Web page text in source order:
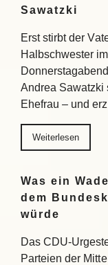
Sawatzki
Erst stirbt der
Halbschwester
Andrea Sawatzki
Ehefrau – und
Weiterlesen
Was ein
dem
würde
Das CDU-
Parteien der